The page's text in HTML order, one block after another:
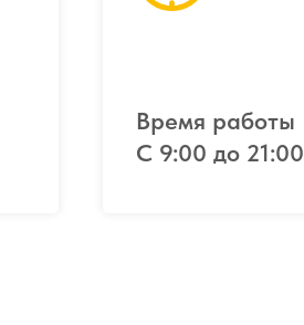
Время работы
С 9:00 до 21:00